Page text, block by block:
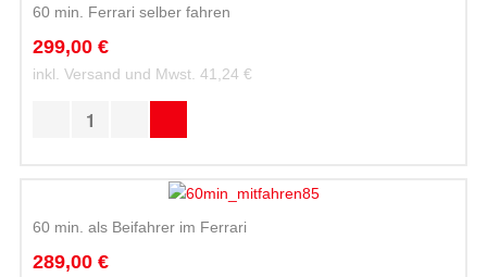
60 min. Ferrari selber fahren
299,00 €
inkl. Versand und Mwst. 41,24 €
60 min. als Beifahrer im Ferrari
289,00 €